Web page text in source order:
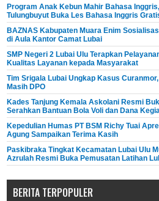
Program Anak Kebun Mahir Bahasa
Tulungbuyut Buka Les Bahasa Inggris
BAZNAS Kabupaten Muara Enim
di Aula Kantor Camat Lubai
SMP Negeri 2 Lubai Ulu Terapkan
Kualitas Layanan kepada Masyarakat
Tim Srigala Lubai Ungkap Kasus
Masih DPO
Kades Tanjung Kemala Askolani Resmi
Serahkan Bantuan Bola Voli dan Dana
Kepedulian Humas PT BSM Richy Tuai
Agung Sampaikan Terima Kasih
Paskibraka Tingkat Kecamatan Lubai Ulu
Azrulah Resmi Buka Pemusatan Latihan
BERITA TERPOPULER